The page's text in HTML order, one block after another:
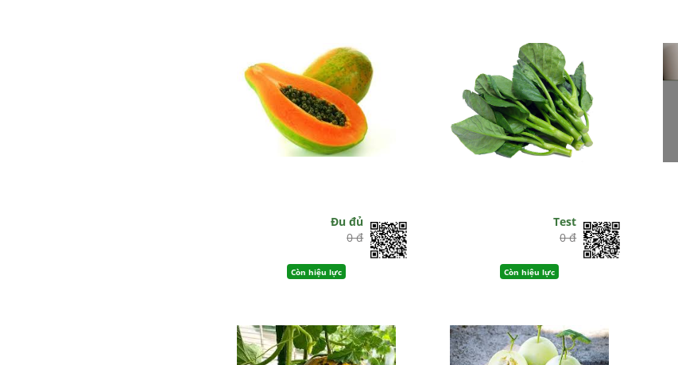
Đu đủ
0 đ
Còn hiệu lực
Test
0 đ
Còn hiệu lực